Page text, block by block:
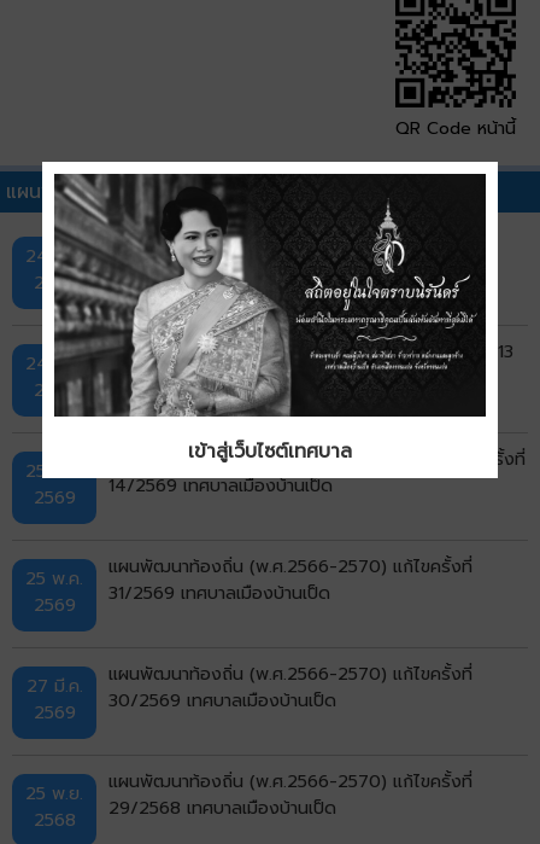
QR Code หน้านี้
แผนพัฒนาท้องถิ่นอื่นๆ
24 ก.ค.
2569
แผนพัฒนาท้องถิ่น (พ.ศ.2566-2570) แก้ไขครั้งที่
32/2569 เทศบาลเมืองบ้านเป็ด
24 ก.ค.
2569
แผนพัฒนาท้องถิ่น (พ.ศ.2566-2570) เพิ่มเติมครั้งที่ 13
พ.ศ.2569 เทศบาลเมืองบ้านเป็ด
25 พ.ค.
2569
แผนพัฒนาท้องถิ่น (พ.ศ.2566-2570) เปลี่ยนแปลงครั้งที่
14/2569 เทศบาลเมืองบ้านเป็ด
25 พ.ค.
2569
แผนพัฒนาท้องถิ่น (พ.ศ.2566-2570) แก้ไขครั้งที่
31/2569 เทศบาลเมืองบ้านเป็ด
27 มี.ค.
2569
แผนพัฒนาท้องถิ่น (พ.ศ.2566-2570) แก้ไขครั้งที่
30/2569 เทศบาลเมืองบ้านเป็ด
25 พ.ย.
2568
แผนพัฒนาท้องถิ่น (พ.ศ.2566-2570) แก้ไขครั้งที่
29/2568 เทศบาลเมืองบ้านเป็ด
เข้าสู่เว็บไซต์เทศบาล